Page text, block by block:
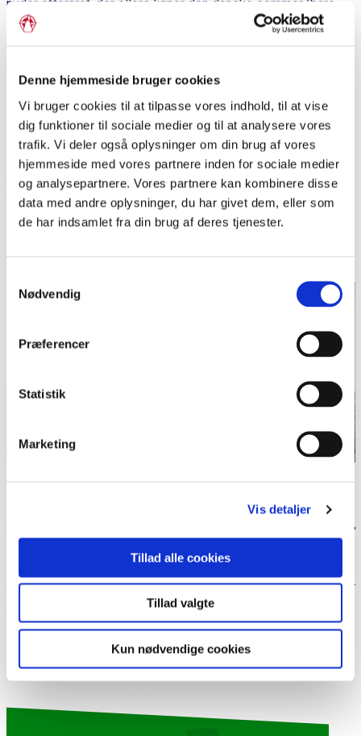
Denne hjemmeside bruger cookies
Vi bruger cookies til at tilpasse vores indhold, til at vise
dig funktioner til sociale medier og til at analysere vores
trafik. Vi deler også oplysninger om din brug af vores
hjemmeside med vores partnere inden for sociale medier
og analysepartnere. Vores partnere kan kombinere disse
data med andre oplysninger, du har givet dem, eller som
de har indsamlet fra din brug af deres tjenester.
Nødvendig
Præferencer
Statistik
Marketing
Vis detaljer
Tillad alle cookies
Tillad valgte
Kun nødvendige cookies
nyder efteråret, der ellers ligner den danske sommer (bare
lidt varmere end i Danmark). Når jeg spiser mad og drikker vin
med nye venner, cykler igennem byen eller læser juridiske
Når jeg taler engelsk med en hipster og drikker en god kaffe i
et område der ligeså godt kunne være Nørrebro eller
Kreuzberg, føler jeg mig hjemme. Her i Australien.
Jeg tror, at følelsen af at være hjemme er uafhængig af
religion, hudfarve eller spisevaner – selvom dette kan være
med til at gøre det sværere eller lettere. Det vigtigste for mig
er dog andre mennesker, som man kan dele ”sit/vores hjem”
fremmed.
Læs flere blogindlæg
Del siden